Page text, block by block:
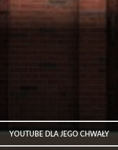
YOUTUBE DLA JEGO CHWAŁY